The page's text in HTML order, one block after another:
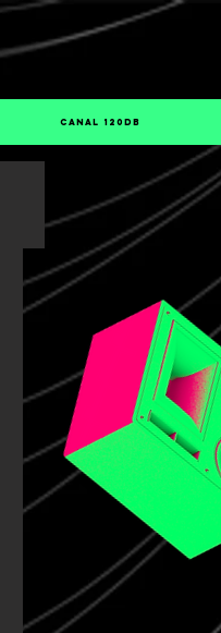
CANAL 120dB